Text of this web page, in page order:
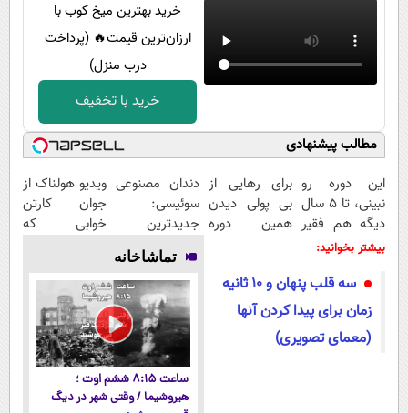
خرید بهترین میخ کوب با
ارزان‌ترین قیمت🔥 (پرداخت
درب منزل)
خرید با تخفیف
مطالب پیشنهادی
این دوره رو
نبینی، تا 5 سال
دیگه هم فقیر
می‌مونی! همین
کن
برای رهایی از
بی پولی دیدن
همین دوره
کن)
دندان مصنوعی
سوئیسی:
جدیدترین
فناوری اروپا،
سبک و مقاوم |
پرداخت قسطی
ویدیو هولناک از
جوان کارتن
خوابی که
بیشتر بخوانید:
سه قلب پنهان و 10 ثانیه
زمان برای پیدا کردن آنها
(معمای تصویری)
تماشاخانه
ساعت ۸:۱۵ ششم اوت ؛
هیروشیما / وقتی شهر در دیگ